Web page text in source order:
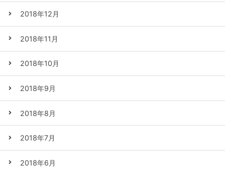
2018年12月
2018年11月
2018年10月
2018年9月
2018年8月
2018年7月
2018年6月